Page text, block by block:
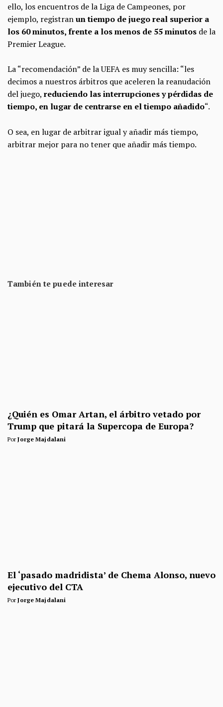
ello, los encuentros de la Liga de Campeones, por
ejemplo, registranun tiempo de juego real superior a
los 60 minutos, frente a los menos de 55 minutos de la
Premier League.
La “recomendación” de la UEFA es muy sencilla: “les
decimos a nuestros árbitros que aceleren la reanudación
del juego, reduciendo las interrupciones y pérdidas de
tiempo, en lugar de centrarse en el tiempo añadido“.
O sea, en lugar de arbitrar igual y añadir más tiempo,
arbitrar mejor para no tener que añadir más tiempo.
También te puede interesar
¿Quién es Omar Artan, el árbitro vetado por
Trump que pitará la Supercopa de Europa?
PorJorge Majdalani
El ‘pasado madridista’ de Chema Alonso, nuevo
ejecutivo del CTA
PorJorge Majdalani